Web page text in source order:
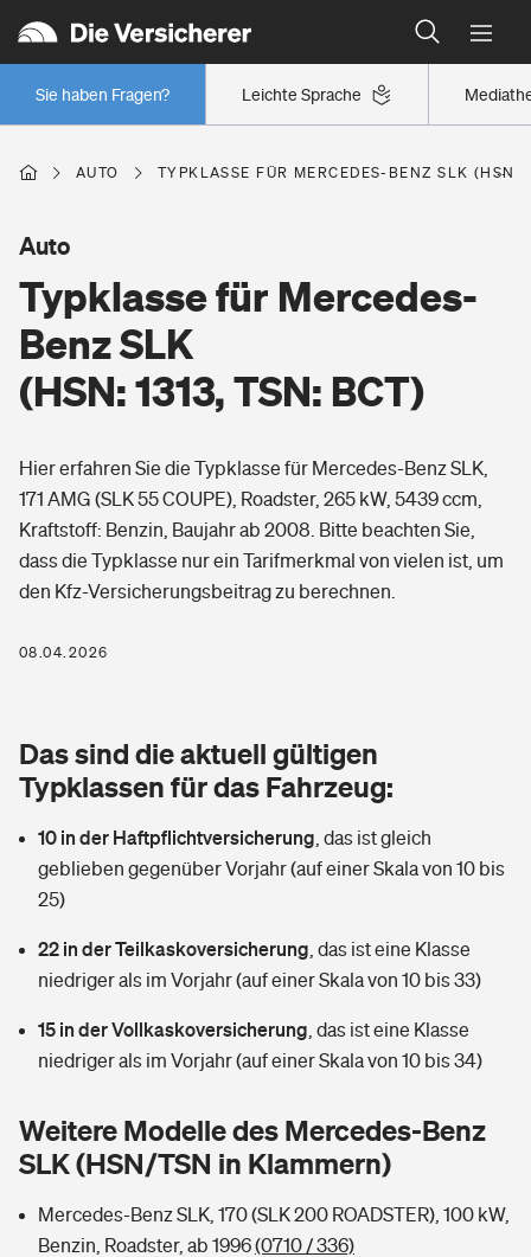
Leichte Sprache
Sie haben Fragen?
Wer versichert was: Jetzt Versicherer finden
Regionalklassen: So ist Ihre Region eingestuft
Wer versichert was: Jetzt Versicherer finden
Berufsunfähigkeitsversicherung
Arbeitsrechtsschutz
Berufshaftpflichtversicherung
Rentenrechner: Wie viel Geld bekomme ich im Alter?
Wer versichert was: Jetzt Versicherer finden
Sie haben Fragen?
Wohnen
Wohngebäudeversicherung
Hausratversicherung
Elementarversicherung
Photovoltaik
Wärmepumpen versichern
Vermieterrrechtsschutz
Mietkautionsversicherung
Restkreditversicherung
Zur Übersicht
Tools
Hochwasser-Check: Wie gefährdet ist Ihr Haus?
Wer versichert was: Jetzt Versicherer finden
Sie haben Fragen?
Pri­vate Haft­pflicht­
Rechts­schutz­ver­si­che­rung
Kinderunfall­ver­si­che­rung
Reiseversicherung
Handyversicherung
Private Cyberversicherung
Musikinstrumentenversicherung
Zur Übersicht
Gesundheit
Private Krankenversicherung
Tierkrankenversicherung
Zur Übersicht
Sie haben Fragen?
Rentenrechner: Wie viel Geld bekomme ich im Alter?
AUTO TYPKLASSE FÜR MERCEDES-BENZ SLK (HSN:
Typklasse für Mercedes-
Benz SLK
(HSN: 1313, TSN: BCT)
Auto
Hier erfahren Sie die Typklasse für Mercedes-Benz SLK,
171 AMG (SLK 55 COUPE), Roadster, 265 kW, 5439 ccm,
Kraftstoff: Benzin, Baujahr ab 2008. Bitte beachten Sie,
dass die Typklasse nur ein Tarifmerkmal von vielen ist, um
den Kfz-Versicherungsbeitrag zu berechnen.
08.04.2026
Das sind die aktuell gültigen
Typklassen für das Fahrzeug:
10 in der Haftpflichtversicherung das ist gleich
geblieben gegenüber Vorjahr (auf einer Skala von 10 bis
25)
22 in der Teilkaskoversicherung das ist eine Klasse
niedriger als im Vorjahr (auf einer Skala von 10 bis 33)
15 in der Vollkaskoversicherung das ist eine Klasse
niedriger als im Vorjahr (auf einer Skala von 10 bis 34)
Weitere Modelle des Mercedes-Benz
SLK (HSN/TSN in Klammern)
Mercedes-Benz SLK, 170 (SLK 200 ROADSTER), 100 kW,
Benzin, Roadster, ab 1996(0710 / 336)